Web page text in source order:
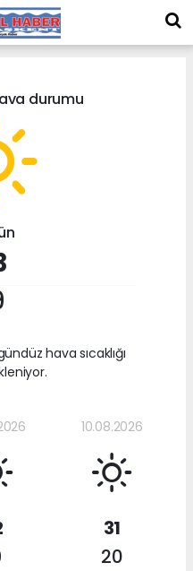
durumu
hava sıcaklığı
10.08.2026
31
20